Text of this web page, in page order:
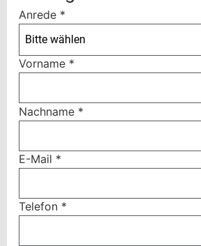
Anrede *
Bitte wählen
Vorname *
Nachname *
E-Mail *
Telefon *